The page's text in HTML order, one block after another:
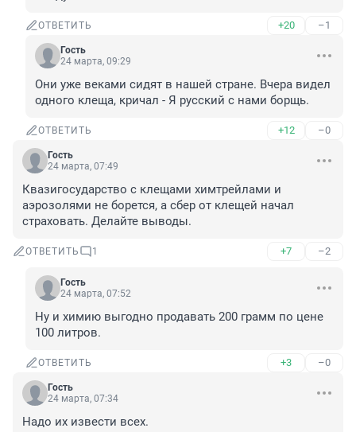
ОТВЕТИТЬ +20 –1
Гость
24 марта, 09:29
Они уже веками сидят в нашей стране. Вчера видел
одного клеща, кричал - Я русский с нами борщь.
ОТВЕТИТЬ +12 –0
Гость
24 марта, 07:49
Квазигосударство с клещами химтрейлами и
аэрозолями не борется, а сбер от клещей начал
страховать. Делайте выводы.
ОТВЕТИТЬ 1 +7 –2
Гость
24 марта, 07:52
Ну и химию выгодно продавать 200 грамм по цене
100 литров.
ОТВЕТИТЬ +3 –0
Гость
24 марта, 07:34
Надо их извести всех.